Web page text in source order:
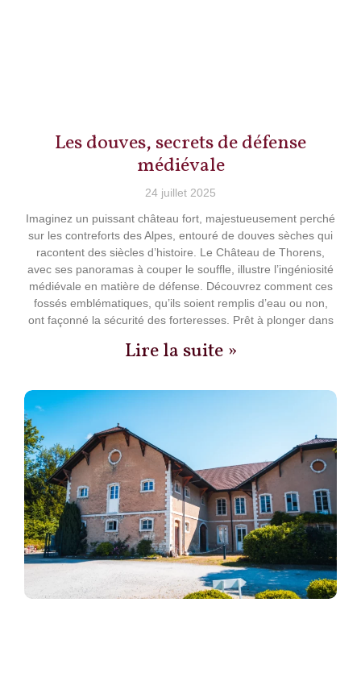
Les douves, secrets de défense
médiévale
24 juillet 2025
Imaginez un puissant château fort, majestueusement perché
sur les contreforts des Alpes, entouré de douves sèches qui
racontent des siècles d’histoire. Le Château de Thorens,
avec ses panoramas à couper le souffle, illustre l’ingéniosité
médiévale en matière de défense. Découvrez comment ces
fossés emblématiques, qu’ils soient remplis d’eau ou non,
ont façonné la sécurité des forteresses. Prêt à plonger dans
Lire la suite »